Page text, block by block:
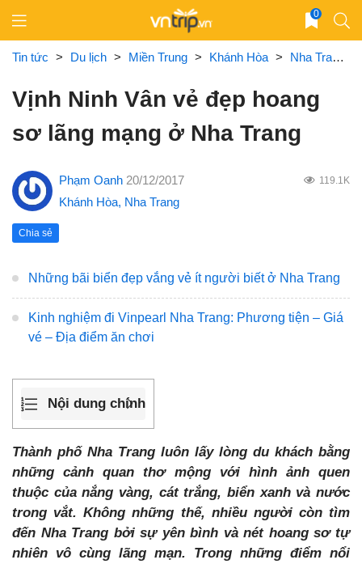
content
0
Tin tức > Du lịch > Miền Trung > Khánh Hòa > Nha Trang
Vịnh Ninh Vân vẻ đẹp hoang
sơ lãng mạng ở Nha Trang
Phạm Oanh 20/12/2017 119.1K
Khánh Hòa, Nha Trang
Chia sẻ
Những bãi biển đẹp vắng vẻ ít người biết ở Nha Trang
Kinh nghiệm đi Vinpearl Nha Trang: Phương tiện – Giá
vé – Địa điểm ăn chơi
Nội dung chính
Thành phố Nha Trang luôn lấy lòng du khách bằng
những cảnh quan thơ mộng với hình ảnh quen
thuộc của nắng vàng, cát trắng, biển xanh và nước
trong vắt. Không những thế, nhiều người còn tìm
đến Nha Trang bởi sự yên bình và nét hoang sơ tự
nhiên vô cùng lãng mạn. Trong những điểm nổi